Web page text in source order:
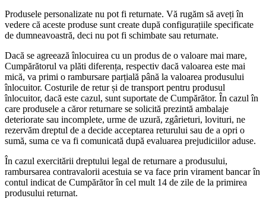
Produsele personalizate nu pot fi returnate. Vă rugăm să aveți în
vedere că aceste produse sunt create după configurațiile specificate
de dumneavoastră, deci nu pot fi schimbate sau returnate.
Dacă se agreează înlocuirea cu un produs de o valoare mai mare,
Cumpărătorul va plăti diferența, respectiv dacă valoarea este mai
mică, va primi o rambursare parțială până la valoarea produsului
înlocuitor. Costurile de retur și de transport pentru produsul
înlocuitor, dacă este cazul, sunt suportate de Cumpărător. În cazul în
care produsele a căror returnare se solicită prezintă ambalaje
deteriorate sau incomplete, urme de uzură, zgârieturi, lovituri, ne
rezervăm dreptul de a decide acceptarea returului sau de a opri o
sumă, suma ce va fi comunicată după evaluarea prejudiciilor aduse.
În cazul exercitării dreptului legal de returnare a produsului,
rambursarea contravalorii acestuia se va face prin virament bancar în
contul indicat de Cumpărător în cel mult 14 de zile de la primirea
produsului returnat.